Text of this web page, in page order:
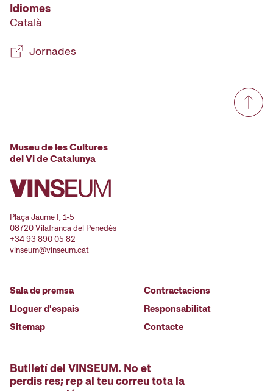
Idiomes
Català
Jornades
Museu de les Cultures
del Vi de Catalunya
Plaça Jaume I, 1-5
08720 Vilafranca del Penedès
+34 93 890 05 82
vinseum@vinseum.cat
Sala de premsa
Lloguer d'espais
Sitemap
Contractacions
Responsabilitat
Contacte
Butlletí del VINSEUM. No et
perdis res; rep al teu correu tota la